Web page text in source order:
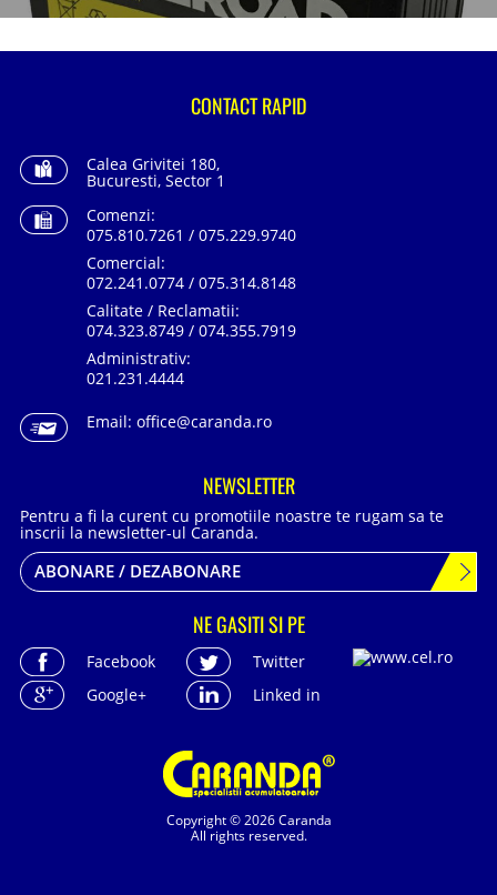
Copyright © 2026 Caranda
All rights reserved.
CONTACT RAPID
Calea Grivitei 180,
Bucuresti, Sector 1
Comenzi:
075.810.7261 / 075.229.9740
Comercial:
072.241.0774 / 075.314.8148
Calitate / Reclamatii:
074.323.8749 / 074.355.7919
Administrativ:
021.231.4444
Email: office@caranda.ro
NEWSLETTER
Pentru a fi la curent cu promotiile noastre te rugam sa te
inscrii la newsletter-ul Caranda.
ABONARE / DEZABONARE
NE GASITI SI PE
Facebook
Twitter
Google+
Linked in